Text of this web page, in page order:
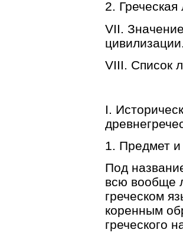
2.
VII.
VIII. Список
I.
1. Предмет
Под
всю вообще
греческом
коренным
греческого